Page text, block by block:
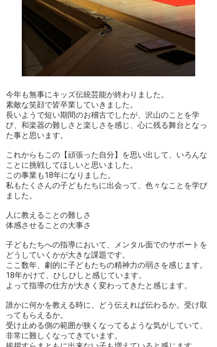
今年も無事にキッズ伝統芸能が終わりました。
素敵な笑顔で皆卒業していきました。
長いようで短い期間のお稽古でしたが、沢山のことを学
び、和楽器の難しさと楽しさを感じ、心に残る舞台となっ
た事と思います。
これからもこの【頑張った自分】を思い出して、いろんな
ことに挑戦してほしいと思いました。
この事業も18年になりました。
私もたくさんの子どもたちに出会って、色々なことを学び
ました。
人に教えることの難しさ
体感させることの大事さ
子どもたちへの指導において、メンタル面でのサポートを
どうしていくかが大きな課題です。
ここ数年、劇的に子どもたちの精神力の弱さを感じます。
18年かけて、ひしひしと感じています。
よって指導の仕方が大きく変わってきたと感じます。
誰かに何かを教える時に、どう伝えれば伝わるか。受け取
ってもらえるか。
受け止める側の範囲が狭くなってるような気がしていて、
非常に難しくなってきています。